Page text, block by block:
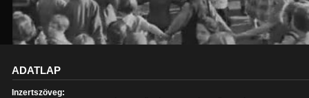
ADATLAP
Inzertszöveg: